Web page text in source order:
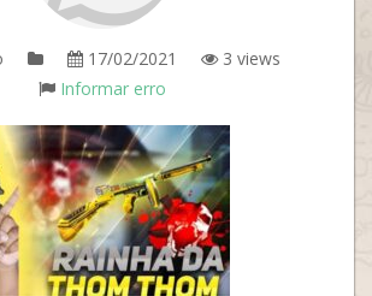
17/02/2021
3 views
Informar erro